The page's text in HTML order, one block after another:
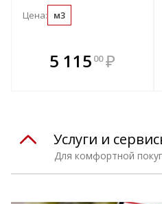
Цена: м3
5 115 00 ₽
В комплекте
всегда выгоднее!
Для комфортной
Услуги и